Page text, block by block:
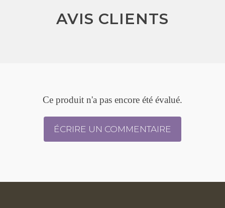
AVIS CLIENTS
Ce produit n'a pas encore été évalué.
ÉCRIRE UN COMMENTAIRE